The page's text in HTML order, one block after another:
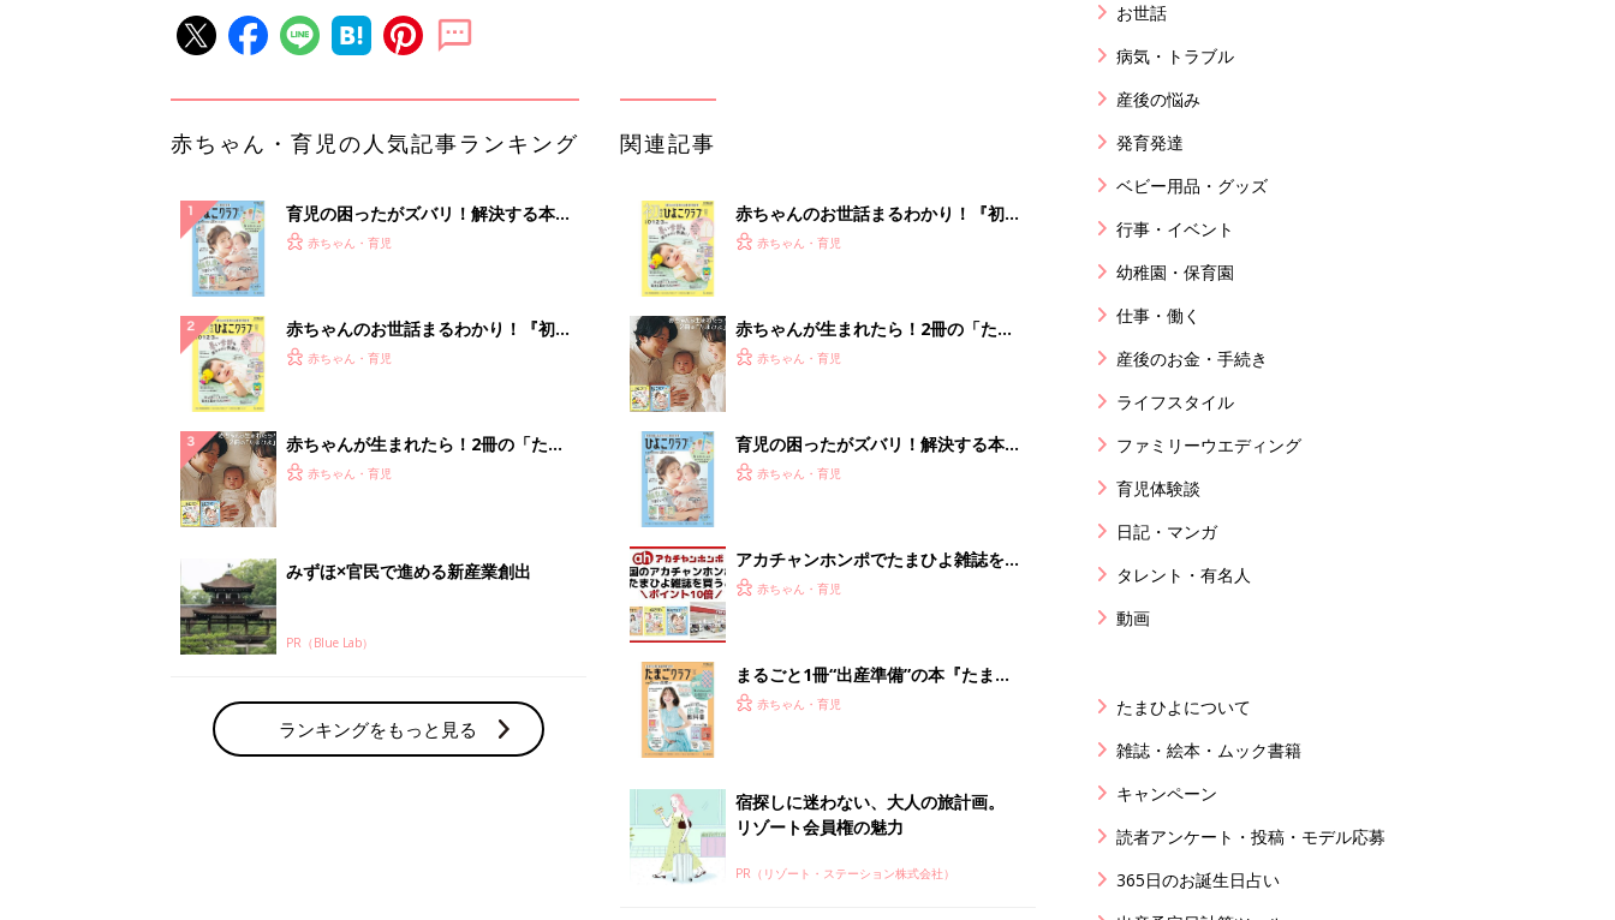
赤ちゃん・育児の人気記事ランキング
育児の困ったがズバリ！解決する本
『ひよこクラブ 夏号』 4カ月～2才
赤ちゃん・育児
赤ちゃんのお世話まるわかり！『初め
てのひよこクラブ 夏号』〈巻頭大特
赤ちゃん・育児
赤ちゃんが生まれたら！2冊の「たま
ひよ」
赤ちゃん・育児
みずほ×官民で進める新産業創出
PR（Blue Lab）
ランキングをもっと見る
関連記事
赤ちゃんのお世話まるわかり！『初め
てのひよこクラブ 夏号』〈巻頭大特
赤ちゃん・育児
赤ちゃんが生まれたら！2冊の「たま
ひよ」
赤ちゃん・育児
育児の困ったがズバリ！解決する本
『ひよこクラブ 秋号』 4カ月～2才
赤ちゃん・育児
アカチャンホンポでたまひよ雑誌を買
うとポイント10倍【期間限定】
赤ちゃん・育児
まるごと1冊“出産準備”の本『たまご
クラブ 夏号』〈スペシャル大特集〉
赤ちゃん・育児
宿探しに迷わない、大人の旅計画。
リゾート会員権の魅力
PR（リゾート・ステーション株式会社）
お世話
病気・トラブル
産後の悩み
発育発達
ベビー用品・グッズ
行事・イベント
幼稚園・保育園
仕事・働く
産後のお金・手続き
ライフスタイル
ファミリーウエディング
育児体験談
日記・マンガ
タレント・有名人
動画
たまひよについて
雑誌・絵本・ムック書籍
キャンペーン
読者アンケート・投稿・モデル応募
365日のお誕生日占い